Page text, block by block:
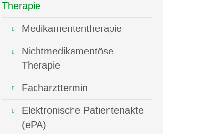
Therapie
Medikamententherapie
Nichtmedikamentöse
Therapie
Facharzttermin
Elektronische Patientenakte
(ePA)